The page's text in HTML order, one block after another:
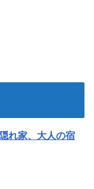
れ家、大人の宿